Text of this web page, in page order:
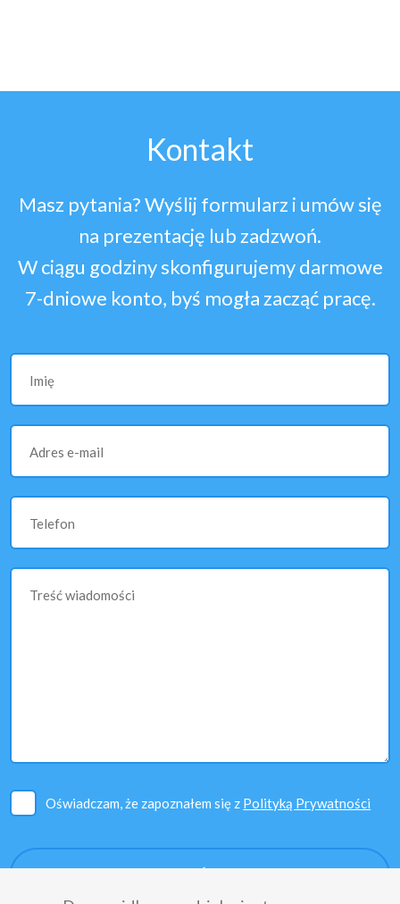
Kontakt
Masz pytania? Wyślij formularz i umów się
na prezentację lub zadzwoń.
W ciągu godziny skonfigurujemy darmowe
7-dniowe konto, byś mogła zacząć pracę.
Imię
Adres e-mail
Telefon
Treść wiadomości
Oświadczam, że zapoznałem się z Polityką Prywatności